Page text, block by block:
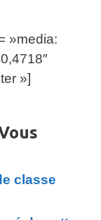
»media:
»]
classe